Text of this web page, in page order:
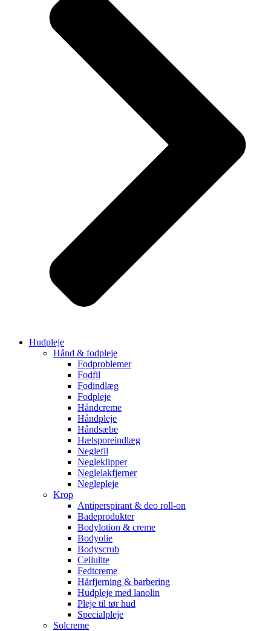
Hudpleje
Hånd & fodpleje
Fodproblemer
Fodfil
Fodindlæg
Fodpleje
Håndcreme
Håndpleje
Håndsæbe
Hælsporeindlæg
Neglefil
Negleklipper
Neglelakfjerner
Neglepleje
Krop
Antiperspirant & deo roll-on
Badeprodukter
Bodylotion & creme
Bodyolie
Bodyscrub
Cellulite
Fedtcreme
Hårfjerning & barbering
Hudpleje med lanolin
Pleje til tør hud
Specialpleje
Solcreme